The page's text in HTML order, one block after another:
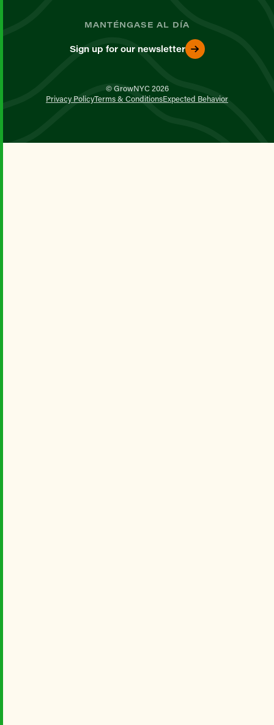
MANTÉNGASE AL DÍA
Sign up for our newsletter
© GrowNYC 2026
Privacy PolicyTerms & ConditionsExpected Behavior